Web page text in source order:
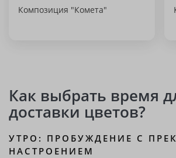
Композиция "Комета"
Как выбрать время
доставки цветов?
УТРО: ПРОБУЖДЕНИЕ С
НАСТРОЕНИЕМ